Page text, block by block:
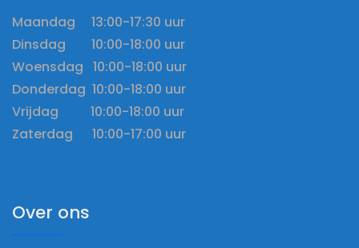
Maandag 13:00-17:30 uur
Dinsdag 10:00-18:00 uur
Woensdag 10:00-18:00 uur
Donderdag 10:00-18:00 uur
Vrijdag 10:00-18:00 uur
Zaterdag 10:00-17:00 uur
Over ons